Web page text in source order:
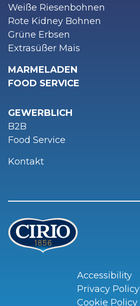
Weiße Riesenbohnen
Rote Kidney Bohnen
Grüne Erbsen
Extrasüßer Mais
MARMELADEN
FOOD SERVICE
GEWERBLICH
B2B
Food Service
Kontakt
Accessibility
Privacy Policy
Cookie Policy